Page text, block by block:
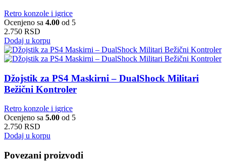
Retro konzole i igrice
Ocenjeno sa 4.00 od 5
2.750 RSD
Dodaj u korpu
Džojstik za PS4 Maskirni – DualShock Militari
Bežični Kontroler
Retro konzole i igrice
Ocenjeno sa 5.00 od 5
2.750 RSD
Dodaj u korpu
Povezani proizvodi